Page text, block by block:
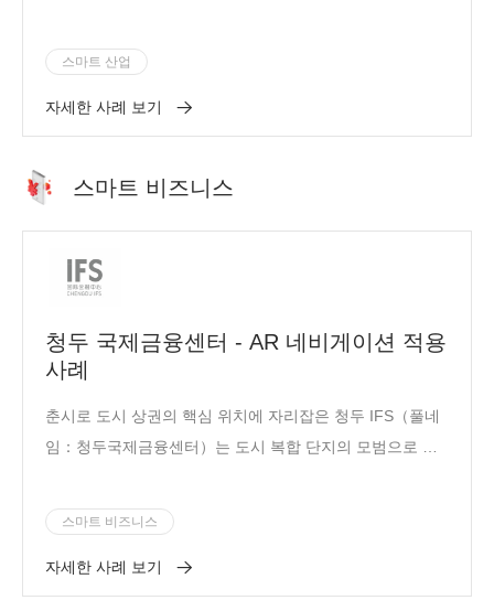
스마트 산업
자세한 사례 보기
스마트 비즈니스
청두 국제금융센터 - AR 네비게이션 적용
사례
춘시로 도시 상권의 핵심 위치에 자리잡은 청두 IFS（풀네
임：청두국제금융센터）는 도시 복합 단지의 모범으로 꼽
터, 27.5만 m2의 초대형 오피스텔, 약 230개 객실을 보유한
니콜로 호텔 및 7.6만 m2의 궈진하오팅 레지던스를 포함하
여, 전체 건축 면적은 76만m2가 넘습니다.
스마트 비즈니스
자세한 사례 보기